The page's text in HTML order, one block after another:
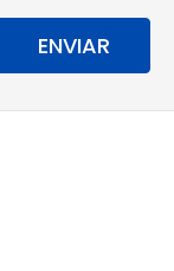
ENVIAR